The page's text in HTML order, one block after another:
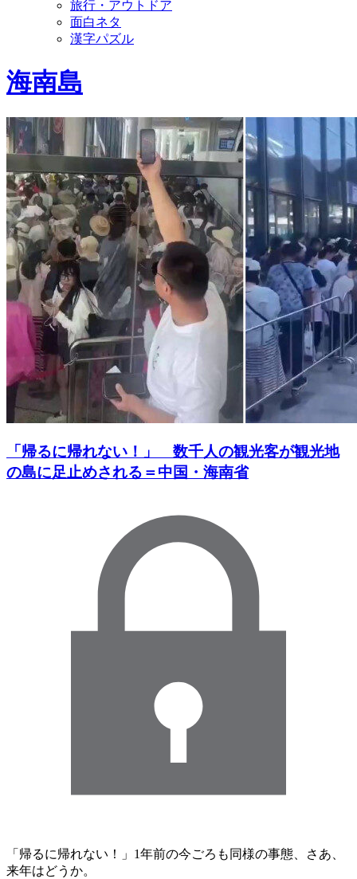
旅行・アウトドア
面白ネタ
漢字パズル
海南島
「帰るに帰れない！」 数千人の観光客が観光地
の島に足止めされる＝中国・海南省
「帰るに帰れない！」1年前の今ごろも同様の事態、さあ、
来年はどうか。